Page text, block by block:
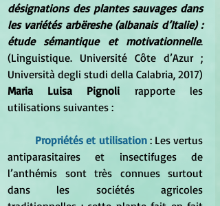
désignations des plantes sauvages dans
les variétés arbëreshe (albanais d’Italie) :
étude sémantique et motivationnelle.
(Linguistique. Université Côte d’Azur ;
Maria Luisa Pignoli rapporte les
utilisations suivantes :
Propriétés et utilisation : Les vertus
antiparasitaires et insectifuges de
l’anthémis sont très connues surtout
dans les sociétés agricoles